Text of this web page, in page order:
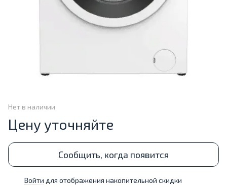
Нет в наличии
Цену уточняйте
Сообщить, когда появится
Войти для отображения накопительной скидки